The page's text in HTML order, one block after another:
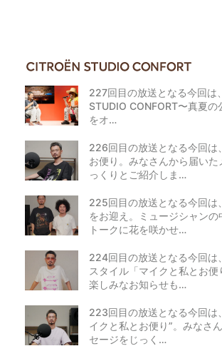
227回目の放送となる今回は
STUDIO CONFORT〜真夏の
をオ…
226回目の放送となる今回は
お便り。みなさんから届いた
っくりとご紹介しま…
225回目の放送となる今回は
をお迎え。ミュージシャンの
トークに花を咲かせ…
224回目の放送となる今回は
スタイル「マイクと私とお便
楽しみなお知らせも…
223回目の放送となる今回は
イクと私とお便り”。みなさ
セージをじっく…